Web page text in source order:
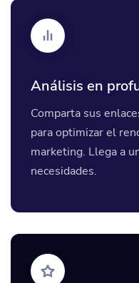
Análisis en
Comparta sus
para optimizar el
marketing. Llega a
necesidades.